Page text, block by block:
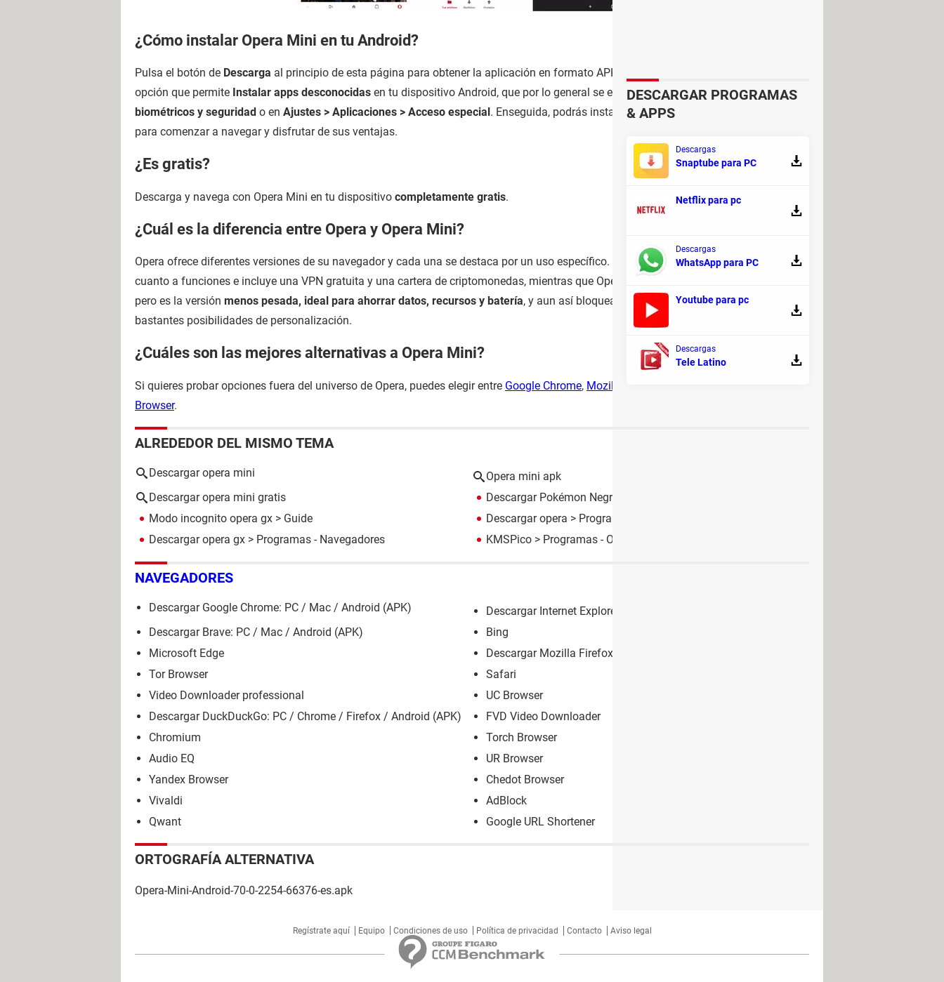
¿Cómo instalar Opera Mini en tu Android?
Pulsa el botón de Descarga al principio de esta página para obtener la aplicación en formato APK. Para continuar, necesitarás activar la
opción que permite Instalar apps desconocidas en tu dispositivo Android, que por lo general se encuentra enAjustes > Datos
biométricos y seguridad o en Ajustes > Aplicaciones > Acceso especial. Enseguida, podrás instalar la APK de Opera Mini y ejecutarla
para comenzar a navegar y disfrutar de sus ventajas.
¿Es gratis?
Descarga y navega con Opera Mini en tu dispositivo completamente gratis.
¿Cuál es la diferencia entre Opera y Opera Mini?
Opera ofrece diferentes versiones de su navegador y cada una se destaca por un uso específico. Operaes la versión más completa en
cuanto a funciones e incluye una VPN gratuita y una cartera de criptomonedas, mientras que Opera Mini no cuenta con estas opciones
pero es la versión menos pesada, ideal para ahorrar datos, recursos y batería, y aun así bloquea la publicidad molesta y tiene
bastantes posibilidades de personalización.
¿Cuáles son las mejores alternativas a Opera Mini?
Si quieres probar opciones fuera del universo de Opera, puedes elegir entre Google Chrome, Mozilla Firefox
Browser.
ALREDEDOR DEL MISMO TEMA
Descargar opera mini
Opera mini apk
Descargar opera mini gratis
Descargar Pokémon Negro (NDS ROM)
Modo incognito opera gx > Guide Descargar opera > Programas - Navegadores
Descargar opera gx > Programas - Navegadores KMSPico > Programas - Otros
NAVEGADORES
Descargar Google Chrome: PC / Mac / Android (APK)
Descargar Internet Explorer 11 para Windows 10/11
Descargar Brave: PC / Mac / Android (APK)
Bing
Microsoft Edge
Descargar Mozilla Firefox: PC / Mac / Android (APK)
Tor Browser
Safari
Video Downloader professional
UC Browser
Descargar DuckDuckGo: PC / Chrome / Firefox / Android (APK)
FVD Video Downloader
Chromium
Torch Browser
Audio EQ
UR Browser
Yandex Browser
Chedot Browser
Vivaldi
AdBlock
Qwant
Google URL Shortener
ORTOGRAFÍA ALTERNATIVA
Opera-Mini-Android-70-0-2254-66376-es.apk
DESCARGAR PROGRAMAS
& APPS
Descargas
Snaptube para PC
Netflix para pc
Descargas
WhatsApp para PC
Youtube para pc
Descargas
Tele Latino
Regístrate aquí Equipo Condiciones de uso Política de privacidad Contacto Aviso legal